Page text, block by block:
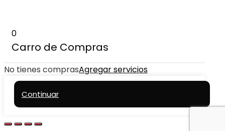
0
Carro de Compras
No tienes comprasAgregar servicios
Continuar